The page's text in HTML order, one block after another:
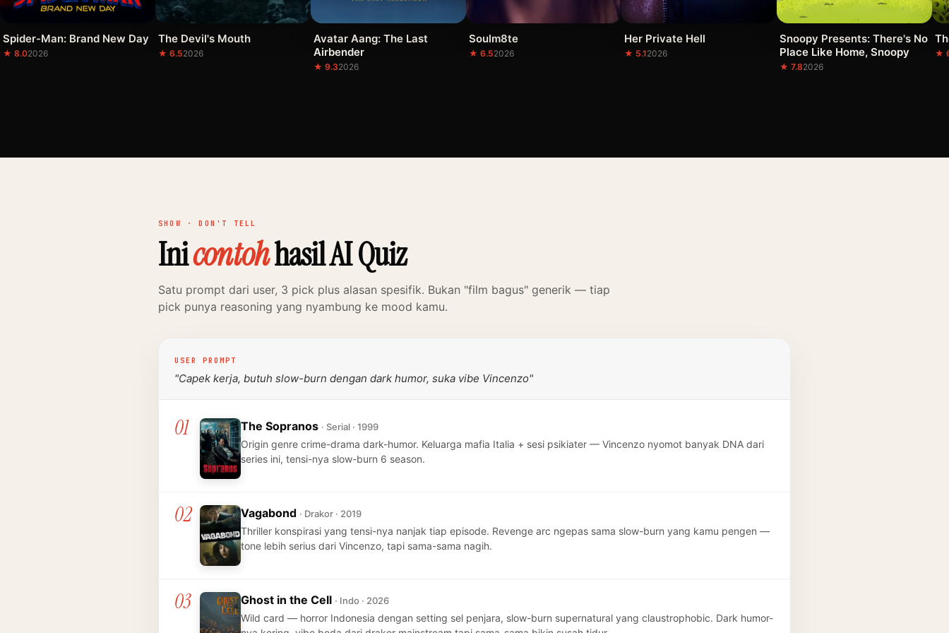
Spider-Man: Brand New Day
★ 8.02026
The Devil's Mouth
★ 6.52026
Avatar Aang: The Last
Airbender
★ 9.32026
Soulm8te
★ 6.52026
Her Private Hell
★ 5.12026
Snoopy Presents: There's No
Place Like Home, Snoopy
★ 7.82026
★
SHOW · DON'T TELL
Inicontohhasil AI Quiz
Satu prompt dari user, 3 pick plus alasan spesifik. Bukan "film bagus" generik — tiap
pick punya reasoning yang nyambung ke mood kamu.
USER PROMPT
"Capek kerja, butuh slow-burn dengan dark humor, suka vibe Vincenzo"
01 The Sopranos · Serial · 1999
Origin genre crime-drama dark-humor. Keluarga mafia Italia + sesi psikiater — Vincenzo nyomot banyak DNA dari
series ini, tensi-nya slow-burn 6 season.
02 Vagabond · Drakor · 2019
Thriller konspirasi yang tensi-nya nanjak tiap episode. Revenge arc ngepas sama slow-burn yang kamu pengen —
tone lebih serius dari Vincenzo, tapi sama-sama nagih.
03 Ghost in the Cell · Indo · 2026
Wild card — horror Indonesia dengan setting sel penjara, slow-burn supernatural yang claustrophobic. Dark humor-